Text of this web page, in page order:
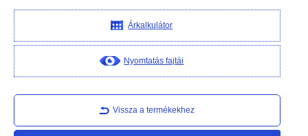
Árkalkulátor
Nyomtatás fajtái
Vissza a termékekhez